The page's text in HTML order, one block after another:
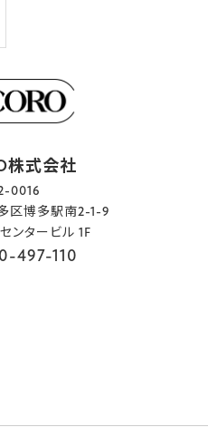
株式会社
0016
区博多駅南2-1-9
ンタービル 1F
497-110